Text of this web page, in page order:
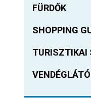
FÜRDŐK
SHOPPING
TURISZTIKAI